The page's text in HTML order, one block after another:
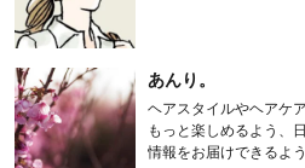
あんり。
ヘアスタイルやヘアケ
もっと楽しめるよう、
情報をお届けできるよ